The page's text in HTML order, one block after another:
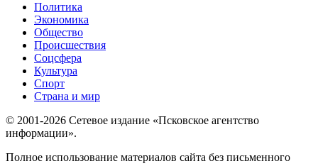
Политика
Экономика
Общество
Происшествия
Соцсфера
Культура
Спорт
Страна и мир
© 2001-2026 Сетевое издание «Псковское агентство
информации».
Полное использование материалов сайта без письменного